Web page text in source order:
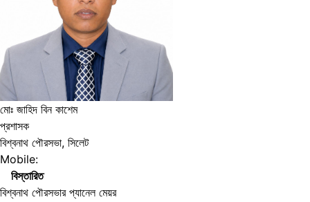
মোঃ জাহিদ বিন কাশেম
প্রশাসক
বিশ্বনাথ পৌরসভা, সিলেট
Mobile:
বিস্তারিত
বিশ্বনাথ পৌরসভার প্যানেল মেয়র